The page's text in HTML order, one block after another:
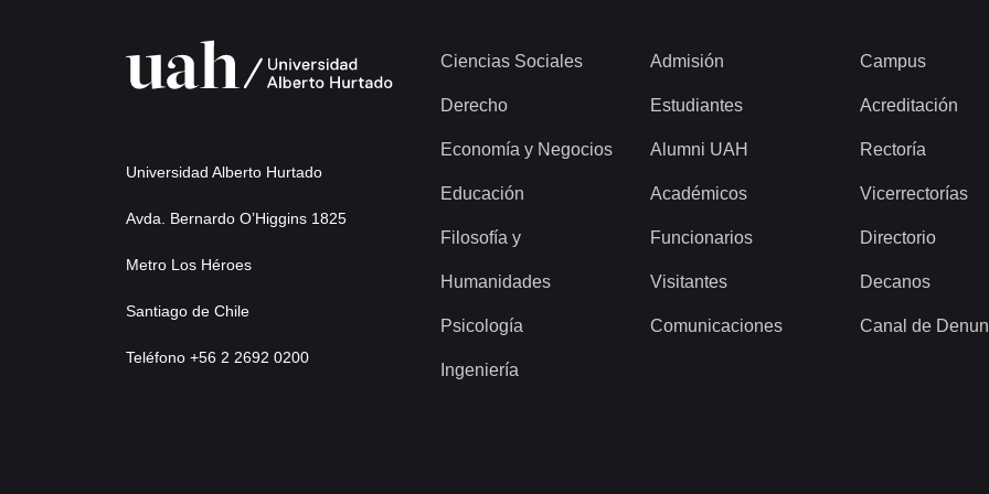
Universidad Alberto Hurtado
Avda. Bernardo O’Higgins 1825
Metro Los Héroes
Santiago de Chile
Teléfono +56 2 2692 0200
Ciencias Sociales
Derecho
Economía y Negocios
Educación
Filosofía y
Humanidades
Psicología
Ingeniería
Admisión
Estudiantes
Alumni UAH
Académicos
Funcionarios
Visitantes
Comunicaciones
Campus
Acreditación
Rectoría
Vicerrectorías
Directorio
Decanos
Canal de